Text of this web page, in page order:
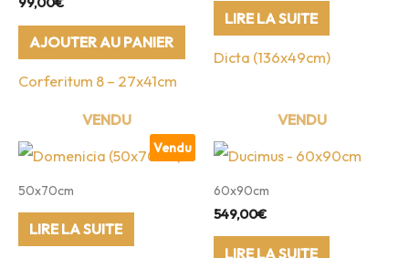
AJOUTER AU PANIER
Corferitum 8 – 27x41cm
LIRE LA SUITE
Dicta (136x49cm)
Vendu
50x70cm
LIRE LA SUITE
60x90cm
549,00€
LIRE LA SUITE